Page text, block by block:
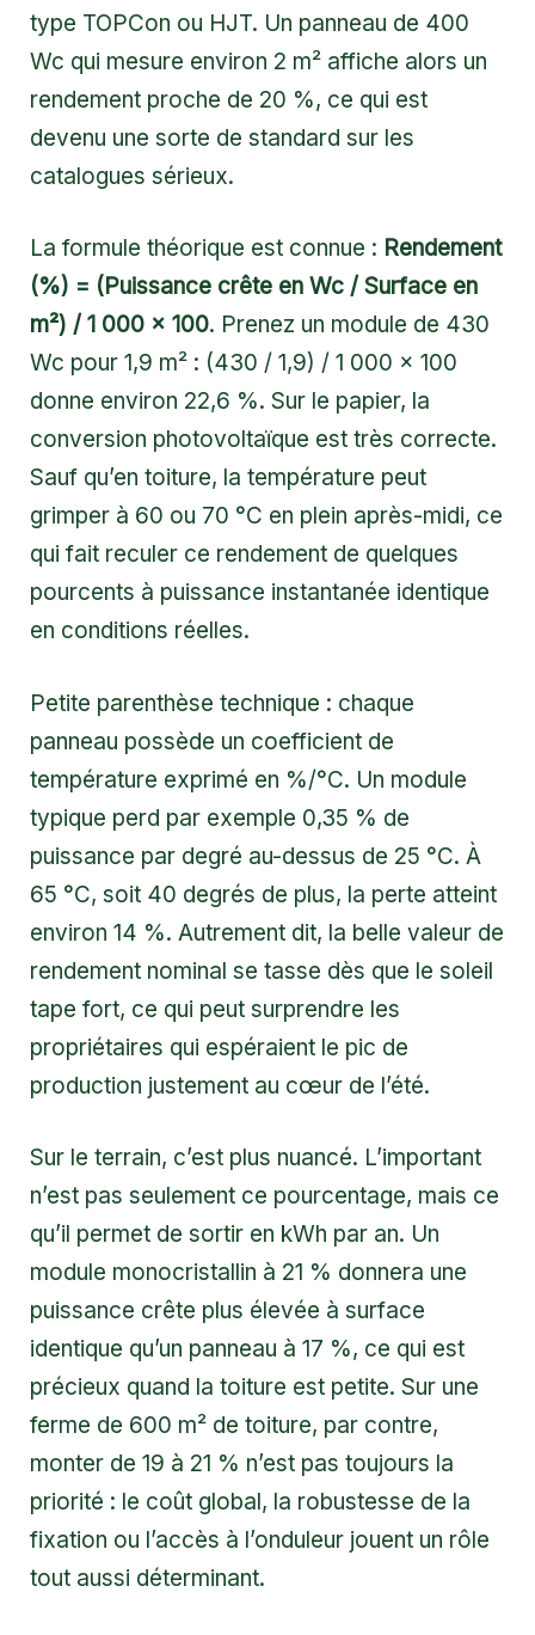
type TOPCon ou HJT. Un panneau de 400
Wc qui mesure environ 2 m² affiche alors un
rendement proche de 20 %, ce qui est
devenu une sorte de standard sur les
catalogues sérieux.
La formule théorique est connue : Rendement
(%) = (Puissance crête en Wc / Surface en
m²) / 1 000 × 100. Prenez un module de 430
Wc pour 1,9 m² : (430 / 1,9) / 1 000 × 100
donne environ 22,6 %. Sur le papier, la
conversion photovoltaïque est très correcte.
Sauf qu’en toiture, la température peut
grimper à 60 ou 70 °C en plein après-midi, ce
qui fait reculer ce rendement de quelques
pourcents à puissance instantanée identique
en conditions réelles.
Petite parenthèse technique : chaque
panneau possède un coefficient de
température exprimé en %/°C. Un module
typique perd par exemple 0,35 % de
puissance par degré au-dessus de 25 °C. À
65 °C, soit 40 degrés de plus, la perte atteint
environ 14 %. Autrement dit, la belle valeur de
rendement nominal se tasse dès que le soleil
tape fort, ce qui peut surprendre les
propriétaires qui espéraient le pic de
production justement au cœur de l’été.
Sur le terrain, c’est plus nuancé. L’important
n’est pas seulement ce pourcentage, mais ce
qu’il permet de sortir en kWh par an. Un
module monocristallin à 21 % donnera une
puissance crête plus élevée à surface
identique qu’un panneau à 17 %, ce qui est
précieux quand la toiture est petite. Sur une
ferme de 600 m² de toiture, par contre,
monter de 19 à 21 % n’est pas toujours la
priorité : le coût global, la robustesse de la
fixation ou l’accès à l’onduleur jouent un rôle
tout aussi déterminant.